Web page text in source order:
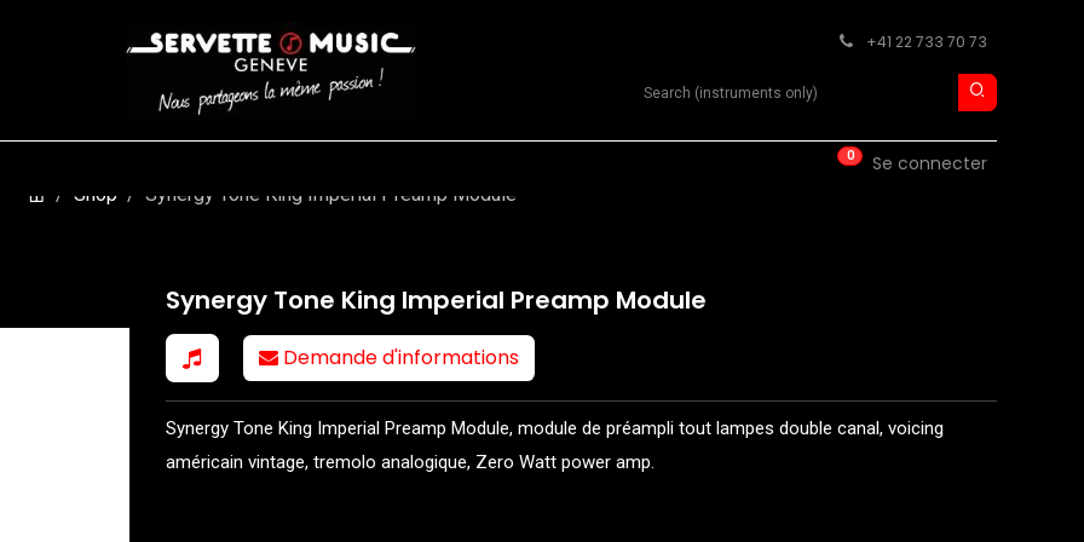
+41 22 733 70 73
Search product
0 Se connecter
Shop Synergy Tone King Imperial Preamp Module
Synergy Tone King Imperial Preamp Module
Demande d'informations
Synergy Tone King Imperial Preamp Module, module de préampli tout lampes double canal, voicing
américain vintage, tremolo analogique, Zero Watt power amp.